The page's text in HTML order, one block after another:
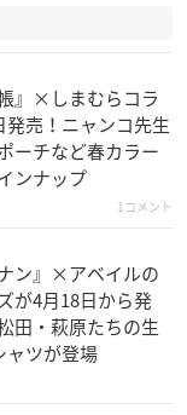
』×しまむらコラ
発売！ニャンコ先生
ーチなど春カラー
ンナップ
1コメント
ン』×アベイルの
が4月18日から発
田・萩原たちの生
ャツが登場